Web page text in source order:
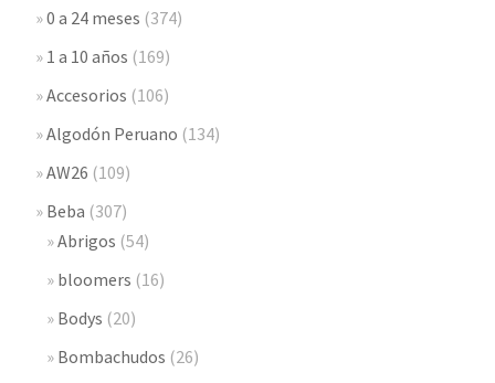
0 a 24 meses (374)
1 a 10 años (169)
Accesorios (106)
Algodón Peruano (134)
AW26 (109)
Beba (307)
Abrigos (54)
bloomers (16)
Bodys (20)
Bombachudos (26)